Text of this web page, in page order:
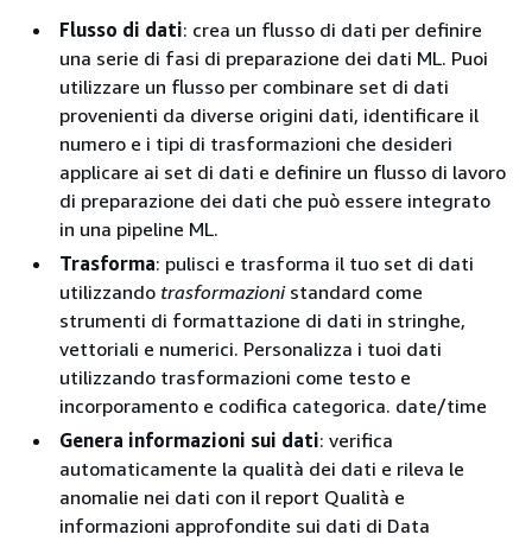
Flusso di dati: crea un flusso di dati per definire
una serie di fasi di preparazione dei dati ML. Puoi
utilizzare un flusso per combinare set di dati
provenienti da diverse origini dati, identificare il
numero e i tipi di trasformazioni che desideri
applicare ai set di dati e definire un flusso di lavoro
di preparazione dei dati che può essere integrato
in una pipeline ML.
Trasforma: pulisci e trasforma il tuo set di dati
utilizzando trasformazionistandard come
strumenti di formattazione di dati in stringhe,
vettoriali e numerici. Personalizza i tuoi dati
utilizzando trasformazioni come testo e
incorporamento e codifica categorica. date/time
Genera informazioni sui dati: verifica
automaticamente la qualità dei dati e rileva le
anomalie nei dati con il report Qualità e
informazioni approfondite sui dati di Data